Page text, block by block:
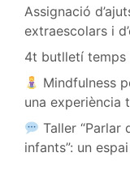
Assignació
extraescolars i
4t butlletí temps
Mindfulness
una experiència
Taller “Parlar
infants”: un